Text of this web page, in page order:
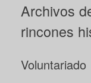
Archivos
rincones
Voluntariado